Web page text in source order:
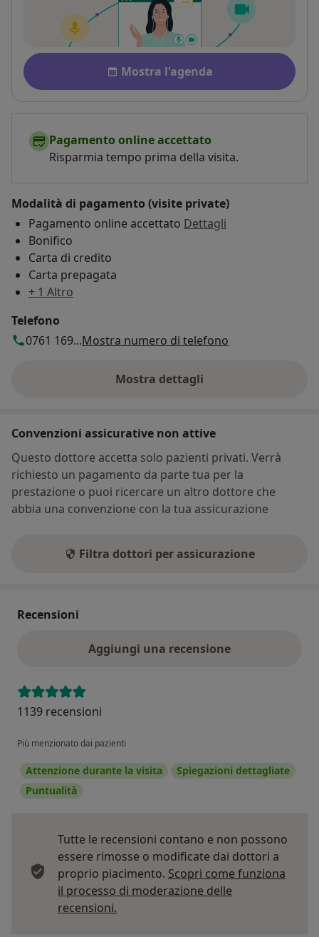
Disponibilità
Mostra l'agenda
Pagamento online accettato
Risparmia tempo prima della visita.
Modalità di pagamento (visite private)
Pagamento online accettato Dettagli
Bonifico
Carta di credito
Carta prepagata
+ 1 Altro
Telefono
0761 169...Mostra numero di telefono
Mostra dettagli
sull'indirizzo
Convenzioni assicurative non attive
Questo dottore accetta solo pazienti privati. Verrà
richiesto un pagamento da parte tua per la
prestazione o puoi ricercare un altro dottore che
abbia una convenzione con la tua assicurazione
Filtra dottori per assicurazione
Recensioni
Aggiungi una recensione
1139 recensioni
Più menzionato dai pazienti
Attenzione durante la visita
Spiegazioni dettagliate
Puntualità
Tutte le recensioni contano e non possono
essere rimosse o modificate dai dottori a
proprio piacimento. Scopri come funziona
il processo di moderazione delle
recensioni.